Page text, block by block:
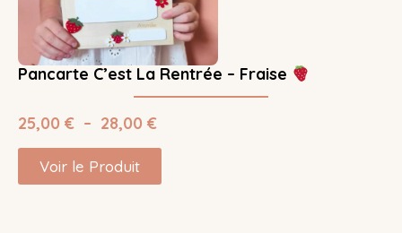
Pancarte C’est La Rentrée – Fraise
25,00 € – 28,00 €
Voir le Produit